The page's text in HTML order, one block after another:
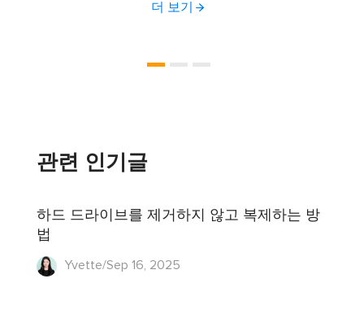
더 보기
관련 인기글
하드 드라이브를 제거하지 않고 복제하는 방
법
Yvette/Sep 16, 2025